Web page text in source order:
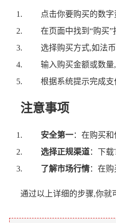
点击你要购买的数
在页面中找到“购买
选择购买方式,如法
输入购买金额或数量
根据系统提示完成
注意事项
安全第一：在购买
选择正规渠道：下
了解市场行情：在
通过以上详细的步骤,你就